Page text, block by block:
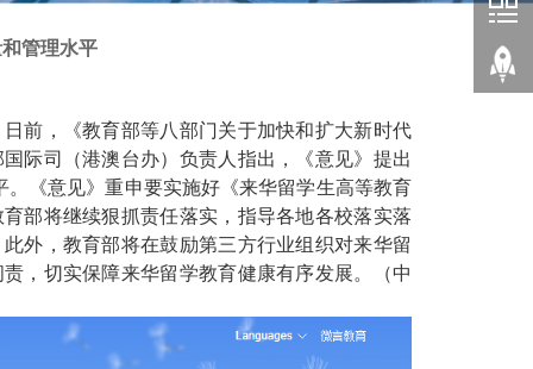
管理水平
前，《教育部等八部门关于加快和扩大新时代
际司（港澳台办）负责人指出，《意见》提出
。《意见》重申要实施好《来华留学生高等教育
部将继续狠抓责任落实，指导各地各校落实落
外，教育部将在鼓励第三方行业组织对来华留
，切实保障来华留学教育健康有序发展。（中